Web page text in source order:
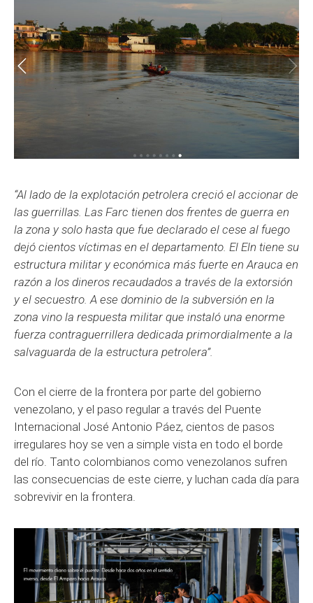
“Al lado de la explotación petrolera creció el accionar de
las guerrillas. Las Farc tienen dos frentes de guerra en
la zona y solo hasta que fue declarado el cese al fuego
dejó cientos víctimas en el departamento. El Eln tiene su
estructura militar y económica más fuerte en Arauca en
razón a los dineros recaudados a través de la extorsión
y el secuestro. A ese dominio de la subversión en la
zona vino la respuesta militar que instaló una enorme
fuerza contraguerrillera dedicada primordialmente a la
salvaguarda de la estructura petrolera”.
Con el cierre de la frontera por parte del gobierno
venezolano, y el paso regular a través del Puente
Internacional José Antonio Páez, cientos de pasos
irregulares hoy se ven a simple vista en todo el borde
del río. Tanto colombianos como venezolanos sufren
las consecuencias de este cierre, y luchan cada día para
sobrevivir en la frontera.